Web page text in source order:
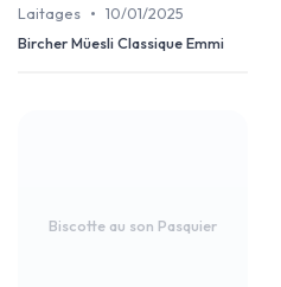
Laitages • 10/01/2025
Bircher Müesli Classique Emmi
Biscotte au son Pasquier